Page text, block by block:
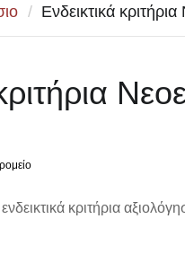
/ Ενδεικτικά
κριτήρια